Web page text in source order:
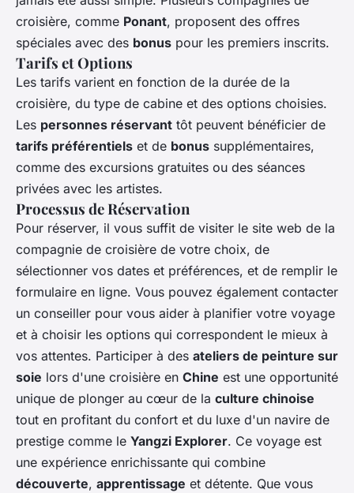
croisière, comme Ponant, proposent des offres
spéciales avec des bonus pour les premiers inscrits.
Tarifs et Options
Les tarifs varient en fonction de la durée de la
croisière, du type de cabine et des options choisies.
Les personnes réservant tôt peuvent bénéficier de
tarifs préférentiels et de bonus supplémentaires,
comme des excursions gratuites ou des séances
privées avec les artistes.
Processus de Réservation
Pour réserver, il vous suffit de visiter le site web de la
compagnie de croisière de votre choix, de
sélectionner vos dates et préférences, et de remplir le
formulaire en ligne. Vous pouvez également contacter
un conseiller pour vous aider à planifier votre voyage
et à choisir les options qui correspondent le mieux à
vos attentes. Participer à des ateliers de peinture sur
soie lors d'une croisière en Chine est une opportunité
unique de plonger au cœur de la culture chinoise
tout en profitant du confort et du luxe d'un navire de
prestige comme le Yangzi Explorer. Ce voyage est
une expérience enrichissante qui combine
découverte, apprentissage et détente. Que vous